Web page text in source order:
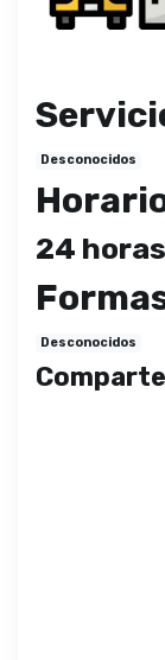
Desconocidos
24 horas
Desconocidos